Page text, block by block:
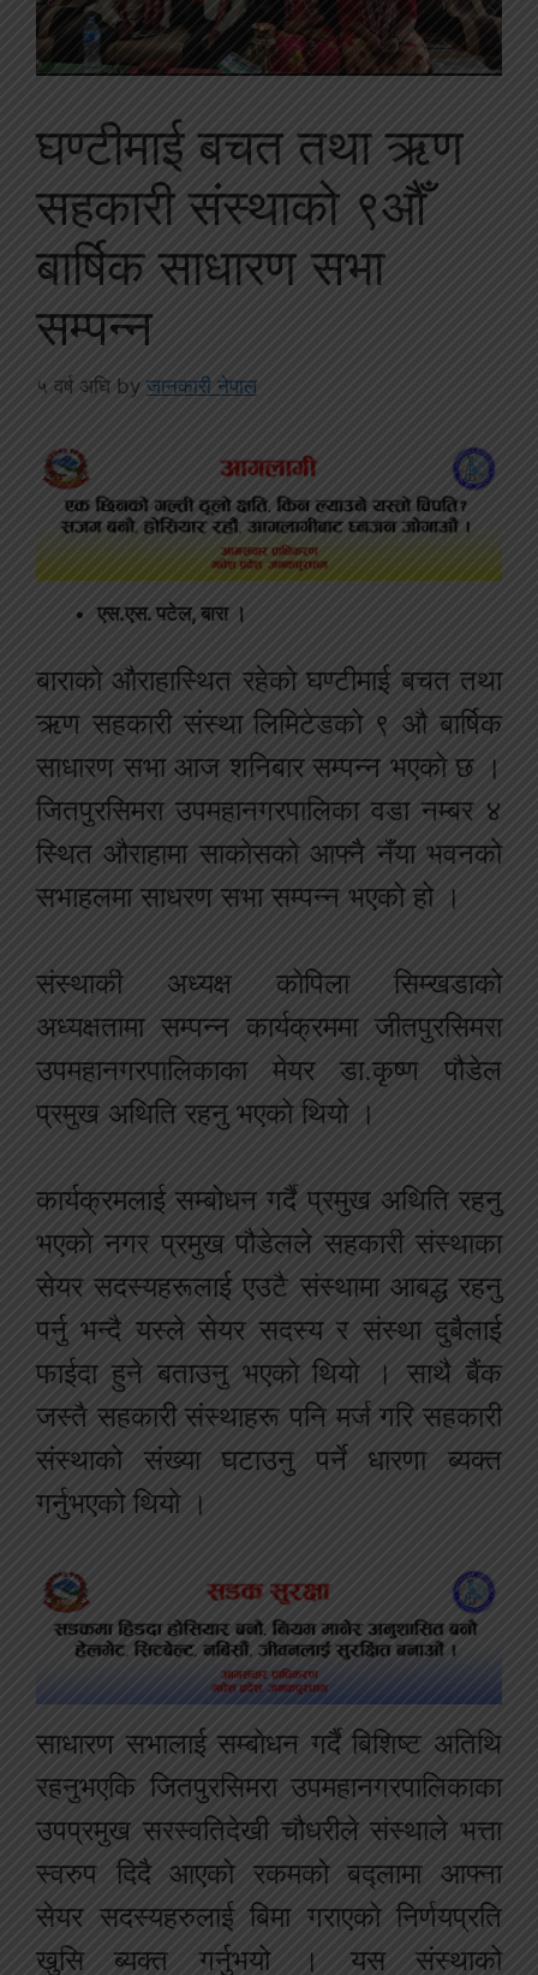
घण्टीमाई बचत तथा ऋण
सहकारी संस्थाको ९औँ
बार्षिक साधारण सभा
सम्पन्न
५ वर्ष अघि by जानकारी नेपाल
एस.एस. पटेल, बारा ।
बाराको औराहास्थित रहेको घण्टीमाई बचत तथा
ऋण सहकारी संस्था लिमिटेडको ९ औ बार्षिक
साधारण सभा आज शनिबार सम्पन्न भएको छ ।
जितपुरसिमरा उपमहानगरपालिका वडा नम्बर ४
स्थित औराहामा साकोसको आफ्नै नँया भवनको
सभाहलमा साधरण सभा सम्पन्न भएको हो ।
संस्थाकी अध्यक्ष कोपिला सिम्खडाको
अध्यक्षतामा सम्पन्न कार्यक्रममा जीतपुरसिमरा
उपमहानगरपालिकाका मेयर डा.कृष्ण पौडेल
प्रमुख अथिति रहनु भएको थियो ।
कार्यक्रमलाई सम्बोधन गर्दै प्रमुख अथिति रहनु
भएको नगर प्रमुख पौडेलले सहकारी संस्थाका
सेयर सदस्यहरूलाई एउटै संस्थामा आबद्ध रहनु
पर्नु भन्दै यस्ले सेयर सदस्य र संस्था दुबैलाई
फाईदा हुने बताउनु भएको थियो । साथै बैंक
जस्तै सहकारी संस्थाहरू पनि मर्ज गरि सहकारी
संस्थाको संख्या घटाउनु पर्ने धारणा ब्यक्त
गर्नुभएको थियो ।
साधारण सभालाई सम्बोधन गर्दै बिशिष्ट अतिथि
रहनुभएकि जितपुरसिमरा उपमहानगरपालिकाका
उपप्रमुख सरस्वतिदेखी चौधरीले संस्थाले भत्ता
स्वरुप दिदै आएको रकमको बद्लामा आफ्ना
सेयर सदस्यहरुलाई बिमा गराएको निर्णयप्रति
खुसि ब्यक्त गर्नुभयो । यस संस्थाको